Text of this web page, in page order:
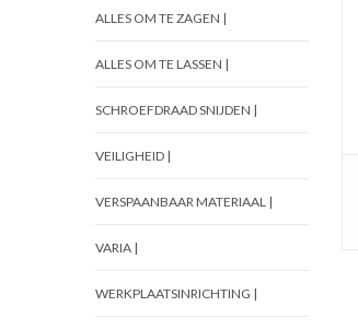
ALLES OM TE ZAGEN |
ALLES OM TE LASSEN |
SCHROEFDRAAD SNIJDEN |
VEILIGHEID |
VERSPAANBAAR MATERIAAL |
VARIA |
WERKPLAATSINRICHTING |